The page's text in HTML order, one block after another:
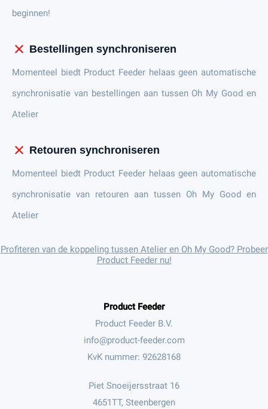
beginnen!
close Bestellingen synchroniseren
Momenteel biedt Product Feeder helaas geen automatische
synchronisatie van bestellingen aan tussen Oh My Good en
Atelier
close Retouren synchroniseren
Momenteel biedt Product Feeder helaas geen automatische
synchronisatie van retouren aan tussen Oh My Good en
Atelier
Profiteren van de koppeling tussen Atelier en Oh My Good? Probeer
Product Feeder nu!
Product Feeder
Product Feeder B.V.
KvK nummer: 92628168
Piet Snoeijersstraat 16
4651TT, Steenbergen